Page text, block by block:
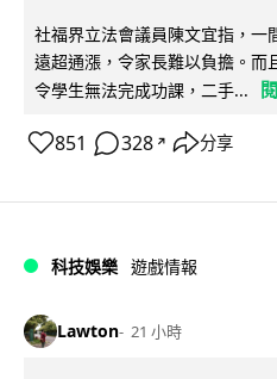
社福界立法會議員陳文宜指，一
遠超通漲，令家長難以負擔。而
令學生無法完成功課，二手...
851 328 ↗ 分享
科技娛樂 遊戲情報
Lawton 21 小時